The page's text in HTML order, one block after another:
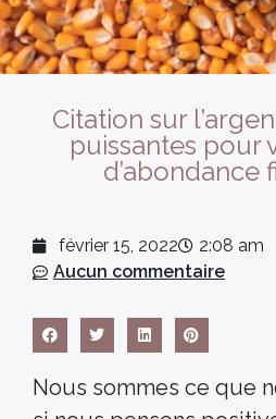
Citation sur
puissantes pour
d’abondance
février 15, 2022
2:08 am
Aucun commentaire
Nous sommes ce que